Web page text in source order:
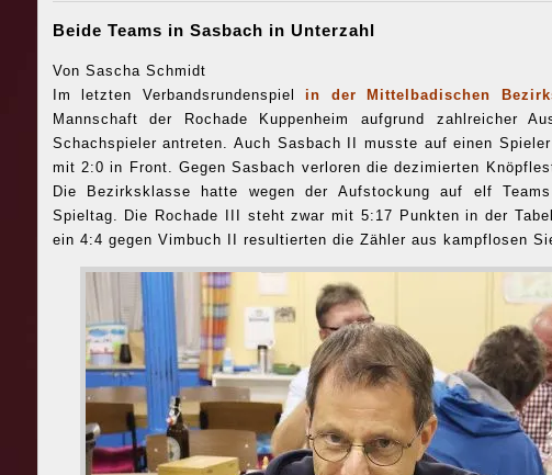
Beide Teams in Sasbach in Unterzahl
Von Sascha Schmidt
Im letzten Verbandsrundenspiel in der Mittelbadischen
Mannschaft der Rochade Kuppenheim aufgrund zahlreicher
Schachspieler antreten. Auch Sasbach II musste auf einen
mit 2:0 in Front. Gegen Sasbach verloren die dezimierten
Die Bezirksklasse hatte wegen der Aufstockung auf elf
Spieltag. Die Rochade III steht zwar mit 5:17 Punkten in der
ein 4:4 gegen Vimbuch II resultierten die Zähler aus kampflosen